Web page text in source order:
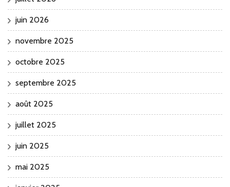
juin 2026
novembre 2025
octobre 2025
septembre 2025
août 2025
juillet 2025
juin 2025
mai 2025